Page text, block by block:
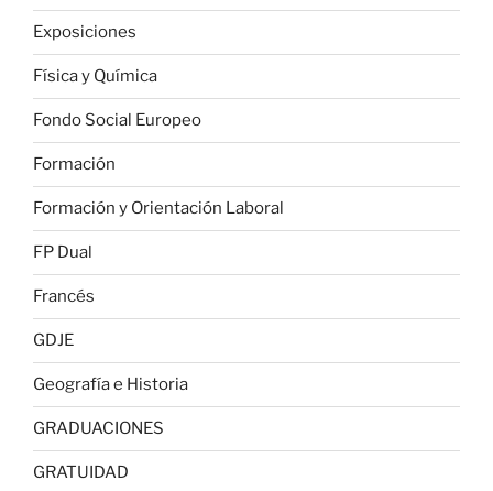
Exposiciones
Física y Química
Fondo Social Europeo
Formación
Formación y Orientación Laboral
FP Dual
Francés
GDJE
Geografía e Historia
GRADUACIONES
GRATUIDAD